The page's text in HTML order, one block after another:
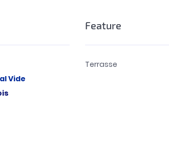
Vide
Feature
Terrasse